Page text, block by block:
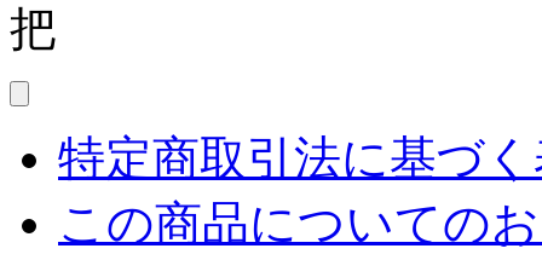
把
特定商取引法に基づ
この商品についての